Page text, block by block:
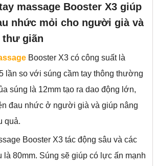
massage Booster X3 giúp
nhức mỏi cho người già và
thư giãn
Booster X3 có công suất là
lần so với súng cầm tay thông thường
súng là 12mm tạo ra dao động lớn,
đau nhức ở người già và giúp nâng
quả.
Booster X3 tác động sâu và các
là 80mm. Súng sẽ giúp có lực ấn mạnh